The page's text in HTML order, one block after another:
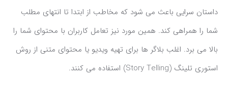
داستان سرایی باعث می شود که مخاطب از ابتدا تا انتهای مطلب
شما را همراهی کند. همین مورد نیز تعامل کاربران با محتوای شما را
بالا می برد. اغلب بلاگر ها برای تهیه ویدیو یا محتوای متنی از روش
استوری تلینگ (Story Telling) استفاده می کنند.